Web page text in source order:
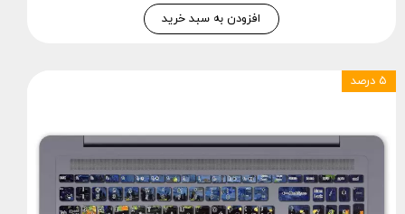
افزودن به سبد خرید
۵ درصد